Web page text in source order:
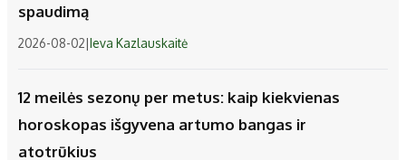
spaudimą
2026-08-02|Ieva Kazlauskaitė
12 meilės sezonų per metus: kaip kiekvienas
horoskopas išgyvena artumo bangas ir
atotrūkius